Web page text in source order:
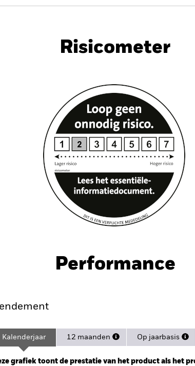
Risicometer
Performance
2024-09-23 00:00:00 to 2026-08-06 00:00:00.
-10 to 20.
Kalenderjaar 12 maanden Op jaarbasis
grafiek toont de prestatie van het product als het